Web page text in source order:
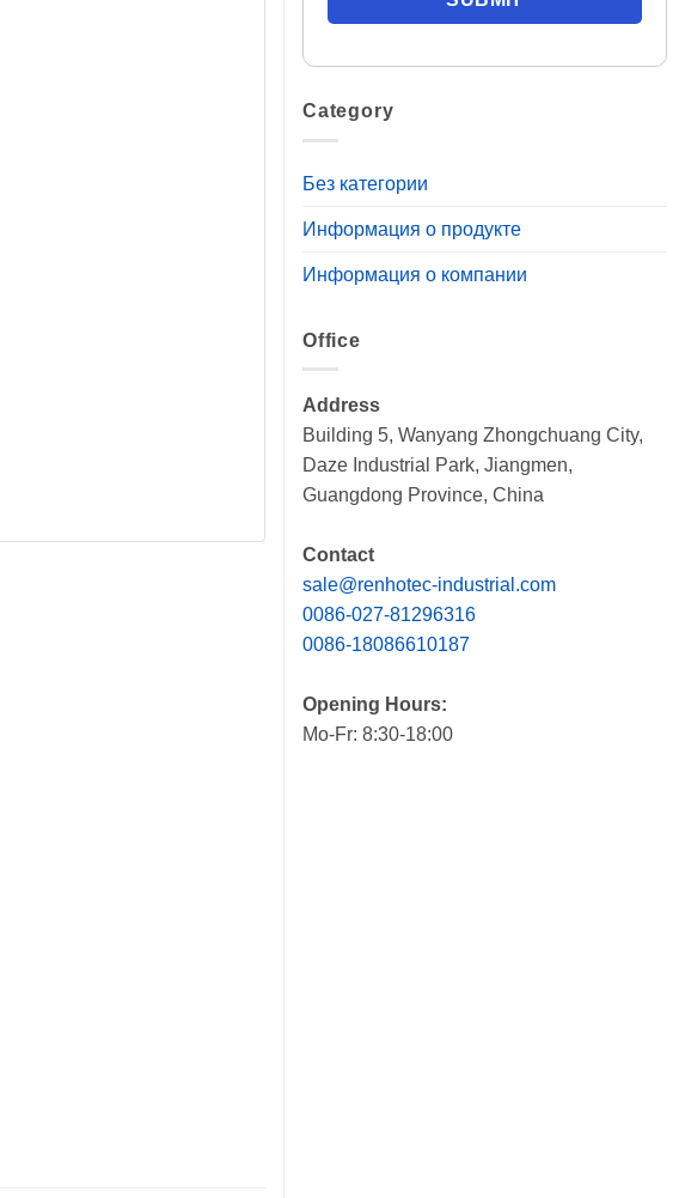
Category
Без категории
Информация о продукте
Информация о компании
Office
Address
Building 5, Wanyang Zhongchuang City,
Daze Industrial Park, Jiangmen,
Guangdong Province, China
Contact
sale@renhotec-industrial.com
0086-027-81296316
0086-18086610187
Opening Hours:
Mo-Fr: 8:30-18:00